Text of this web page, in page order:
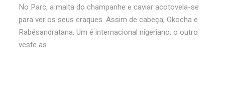
No Parc, a malta do champanhe e caviar acotovela-se
para ver os seus craques. Assim de cabeça, Okocha e
Rabésandratana. Um é internacional nigeriano, o outro
veste as...